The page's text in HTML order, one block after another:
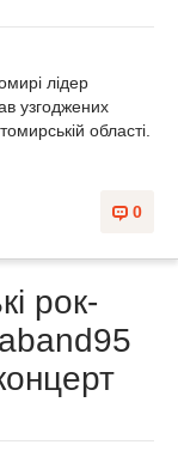
лідер
узгоджених
області.
0
рок-